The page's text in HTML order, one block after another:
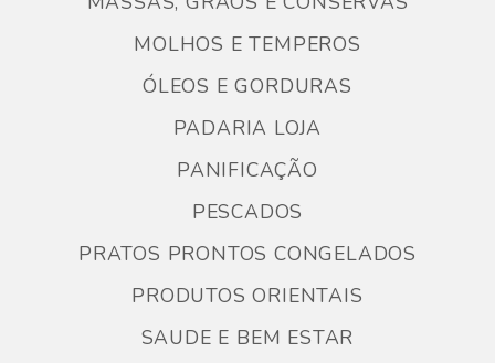
MOLHOS E TEMPEROS
ÓLEOS E GORDURAS
PADARIA LOJA
PANIFICAÇÃO
PESCADOS
PRATOS PRONTOS CONGELADOS
PRODUTOS ORIENTAIS
SAUDE E BEM ESTAR